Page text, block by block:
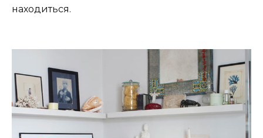
находиться.